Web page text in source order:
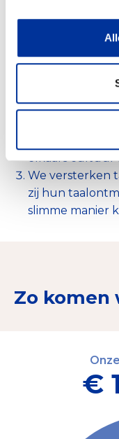
Educatie,
verbeteren én
We koppelen
kletsmaatjes,
elkaars cultuur
We versterken
zij hun
slimme manier
Zo komen
€